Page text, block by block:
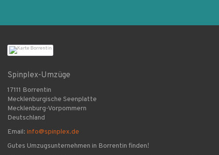
Spinplex-Umzüge
17111 Borrentin
Mecklenburgische Seenplatte
Mecklenburg-Vorpommern
Deutschland
Email: info@spinplex.de
Gutes Umzugsunternehmen in Borrentin finden!